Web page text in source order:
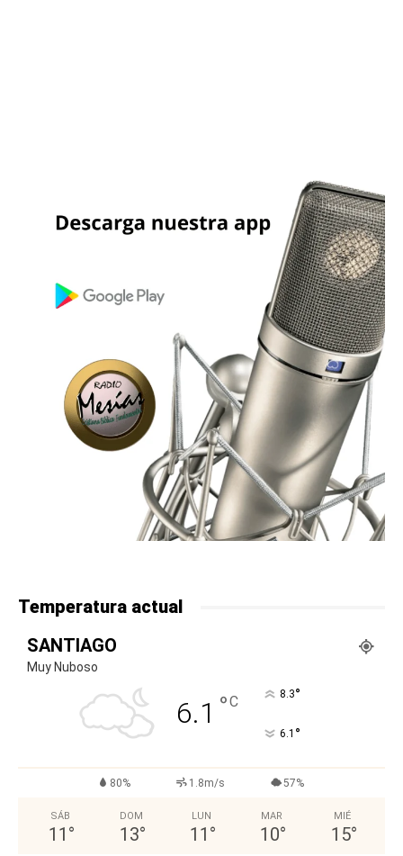
Temperatura actual
SANTIAGO
Muy Nuboso
6.1 °C 8.3°
6.1 °
80% 1.8m/s 57%
SÁB
11 °
DOM
13°
LUN
11 °
MAR
10°
MIÉ
15°